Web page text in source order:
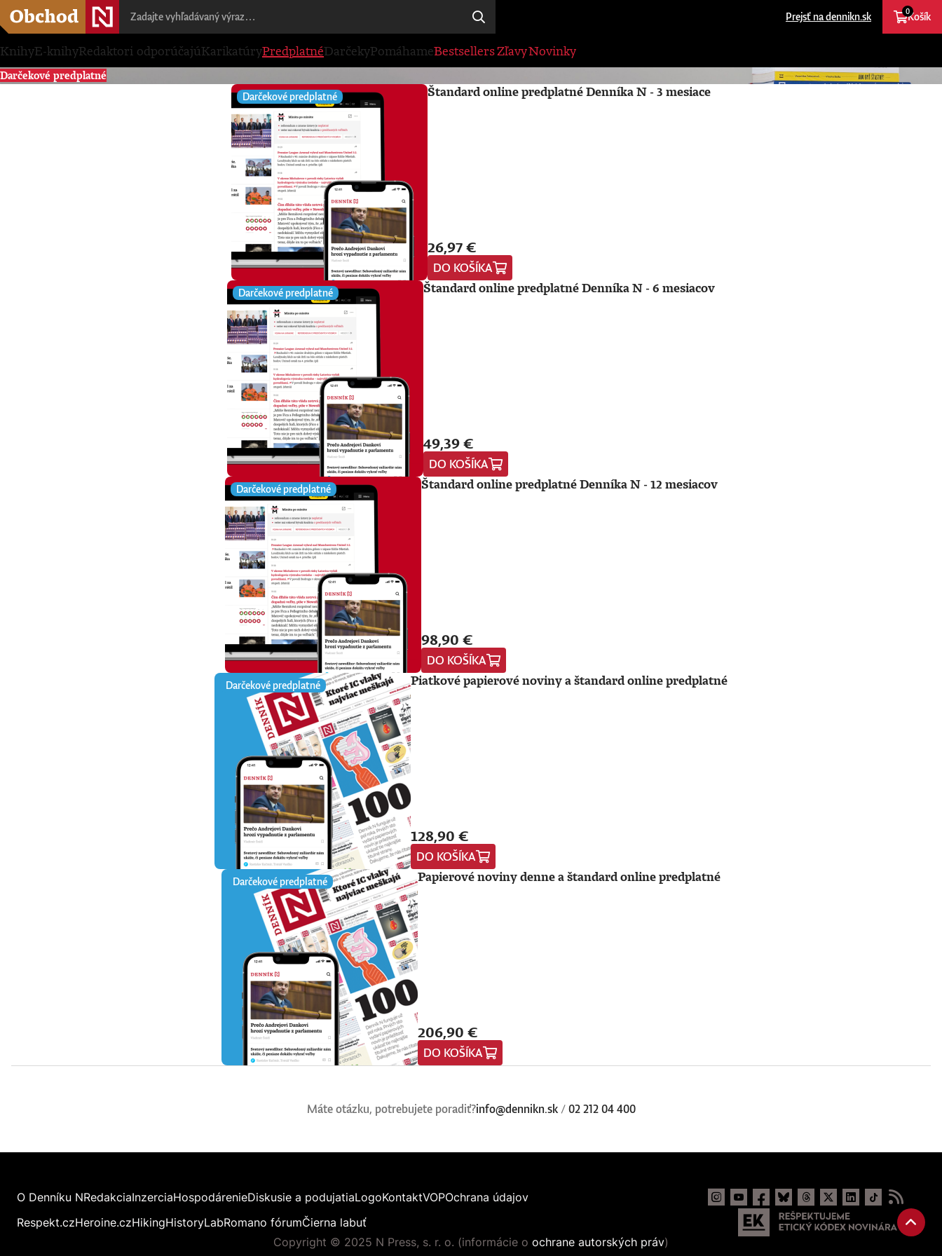
Prejsť na dennikn.sk Košík
0
KnihyE-knihyRedaktori odporúčajúKarikatúryPredplatnéDarčekyPomáhameBestsellersZľavyNovinky
Darčekové predplatné
Darčekové predplatné
Štandard online predplatné Denníka N - 3 mesiace
26,97 €
DO KOŠÍKA
Darčekové predplatné Štandard online predplatné Denníka N - 6 mesiacov
49,39 €
DO KOŠÍKA
Darčekové predplatné Štandard online predplatné Denníka N - 12 mesiacov
98,90 €
DO KOŠÍKA
Darčekové predplatné Piatkové papierové noviny a štandard online predplatné
128,90 €
DO KOŠÍKA
Darčekové predplatné Papierové noviny denne a štandard online predplatné
206,90 €
DO KOŠÍKA
Máte otázku, potrebujete poradiť?info@dennikn.sk/02 212 04 400
O Denníku NRedakciaInzerciaHospodárenieDiskusie a podujatiaLogoKontaktVOPOchrana údajov
Respekt.czHeroine.czHikingHistoryLabRomano fórumČierna labuť
Copyright © 2025 N Press, s. r. o. (informácie o ochrane autorských práv)